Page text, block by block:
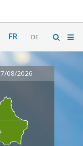
FR DE
08/2026